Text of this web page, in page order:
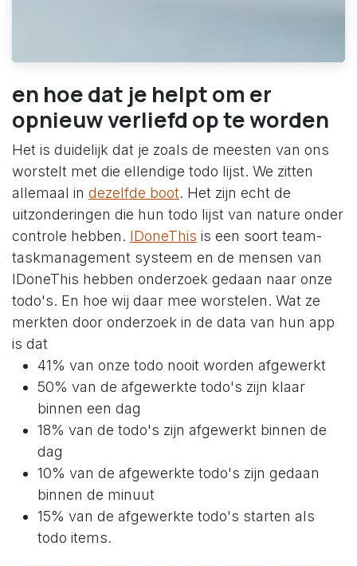
en hoe dat je helpt om er
opnieuw verliefd op te worden
Het is duidelijk dat je zoals de meesten van ons
worstelt met die ellendige todo lijst. We zitten
allemaal in dezelfde boot. Het zijn echt de
uitzonderingen die hun todo lijst van nature onder
controle hebben. IDoneThis is een soort team-
taskmanagement systeem en de mensen van
IDoneThis hebben onderzoek gedaan naar onze
todo's. En hoe wij daar mee worstelen. Wat ze
merkten door onderzoek in de data van hun app
is dat
41% van onze todo nooit worden afgewerkt
50% van de afgewerkte todo's zijn klaar
binnen een dag
18% van de todo's zijn afgewerkt binnen de
dag
10% van de afgewerkte todo's zijn gedaan
binnen de minuut
15% van de afgewerkte todo's starten als
todo items.